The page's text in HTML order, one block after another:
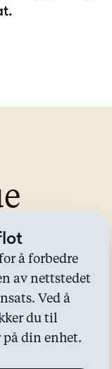
å forbedre
av nettstedet
Ved å
du til
din enhet.